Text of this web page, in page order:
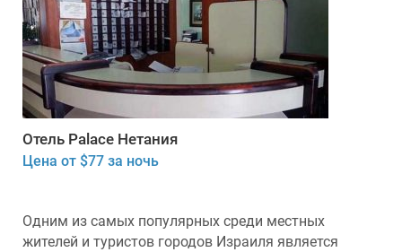
Отель Palace Нетания
Цена от $77 за ночь
Одним из самых популярных среди местных
жителей и туристов городов Израиля является